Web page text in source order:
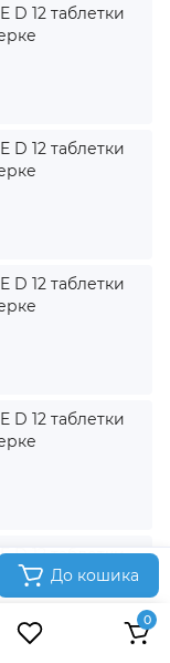
0
D 12 таблетки
D 12 таблетки
D 12 таблетки
D 12 таблетки
D 12 таблетки
До кошика